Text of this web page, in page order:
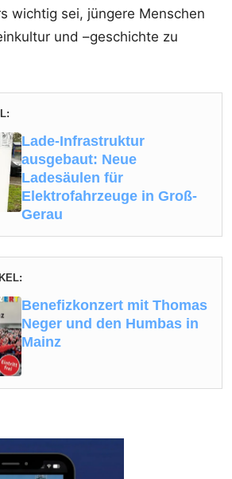
wichtig sei, jüngere Menschen
und –geschichte zu
Lade-Infrastruktur
ausgebaut: Neue
Ladesäulen für
Elektrofahrzeuge in Groß-
Gerau
Benefizkonzert mit Thomas
Neger und den Humbas in
Mainz